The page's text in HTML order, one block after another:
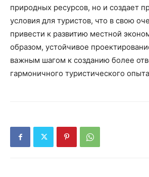
природных ресурсов, но и создает
условия для туристов, что в свою
привести к развитию местной
образом, устойчивое
важным шагом к созданию более
гармоничного туристического